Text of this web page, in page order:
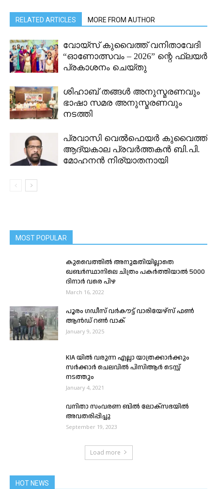
RELATED ARTICLES MORE FROM AUTHOR
വോയ്സ് കുവൈത്ത് വനിതാവേദി
“ഓണോത്സവം – 2026” ന്റെ ഫ്ലയർ
പ്രകാശനം ചെയ്തു
ശിഹാബ് തങ്ങൾ അനുസ്മരണവും
ഭാഷാ സമര അനുസ്മരണവും
നടത്തി
പ്രവാസി വെൽഫെയർ കുവൈത്ത്
ആദ്യകാല പ്രവർത്തകൻ ബി.പി.
മോഹനൻ നിര്യാതനായി
MOST POPULAR
കുവൈത്തിൽ അനുമതിയില്ലാതെ
ഖബർസ്ഥാനിലെ ചിത്രം പകര്‍ത്തിയാല്‍ 5000
ദിനാര്‍ വരെ പിഴ
March 16, 2022
പൂരം ഗഡീസ് വർകൗട്ട് വാരിയേഴ്‌സ് ഫൺ
ആൻഡ് റൺ വാക്
January 9, 2025
KIA യിൽ വരുന്ന എല്ലാ യാത്രക്കാർക്കും
സർക്കാർ ചെലവിൽ പിസിആർ ടെസ്റ്റ്
നടത്തും
January 4, 2021
വനിതാ സംവരണ ബിൽ ലോക്‌സഭയിൽ
അവതരിപ്പിച്ചു
September 19, 2023
Load more
HOT NEWS